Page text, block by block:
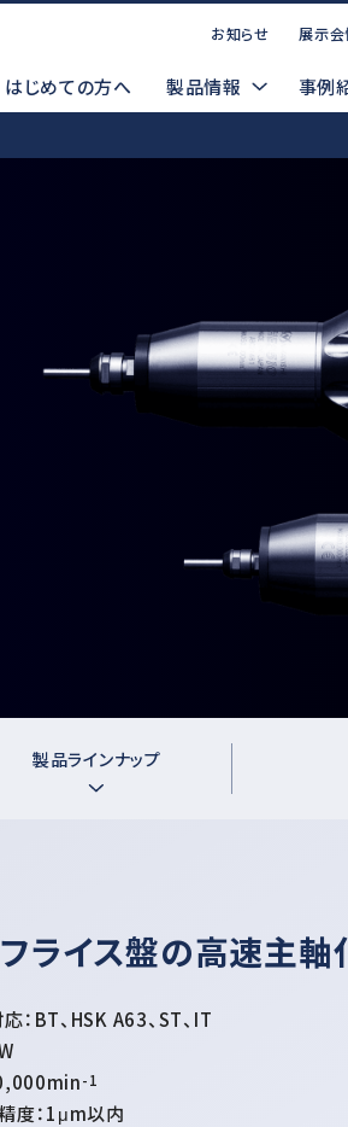
お知らせ 展示
はじめての方へ 製品情報 事例
製品ラインナップ
電動式
お問い合わ
製品デモ機貸出依
メルマガ登録
製品ラインナップ
ライス盤の高速主
：BT、HSK A63、ST、IT
-1
度：1μm以内